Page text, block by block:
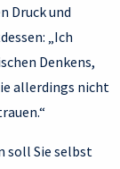
Druck und
„Ich
Denkens,
allerdings nicht
soll Sie selbst